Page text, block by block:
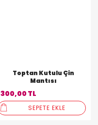
Toptan Kutulu Çin
Mantısı
300,00 TL
SEPETE EKLE